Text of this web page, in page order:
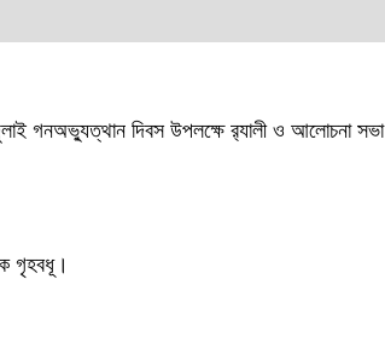
গনঅভ্যুত্থান দিবস উপলক্ষে র‍্যালী ও আলোচনা সভা
গৃহবধূ।